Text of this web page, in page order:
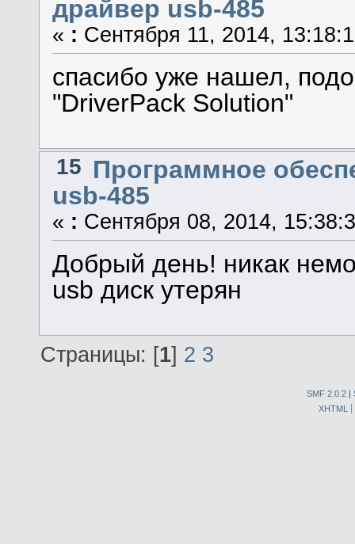
драйвер usb-485
« : Сентября 11, 2014,
спасибо уже нашел,
"DriverPack Solution"
15 Программное
usb-485
« : Сентября 08, 2014,
Добрый день! никак
usb диск утерян
Страницы: [1] 2 3
SMF 2.0.2|
XHTML